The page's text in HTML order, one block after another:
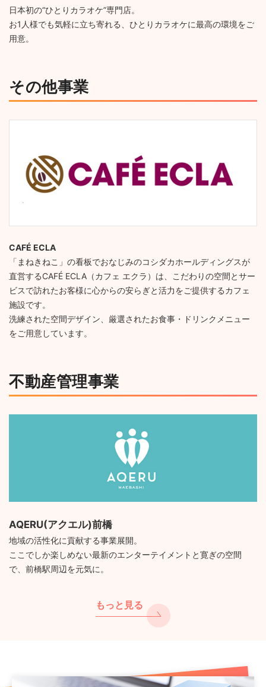
日本初の“ひとりカラオケ”専門店。
お1人様でも気軽に立ち寄れる、ひとりカラオケに最高の環境をご
用意。
その他事業
CAFÉ ECLA
「まねきねこ」の看板でおなじみのコシダカホールディングスが
直営するCAFÉ ECLA（カフェ エクラ）は、こだわりの空間とサー
ビスで訪れたお客様に心からの安らぎと活力をご提供するカフェ
施設です。
洗練された空間デザイン、厳選されたお食事・ドリンクメニュー
をご用意しています。
不動産管理事業
AQERU(アクエル)前橋
地域の活性化に貢献する事業展開。
ここでしか楽しめない最新のエンターテイメントと寛ぎの空間
で、前橋駅周辺を元気に。
もっと見る